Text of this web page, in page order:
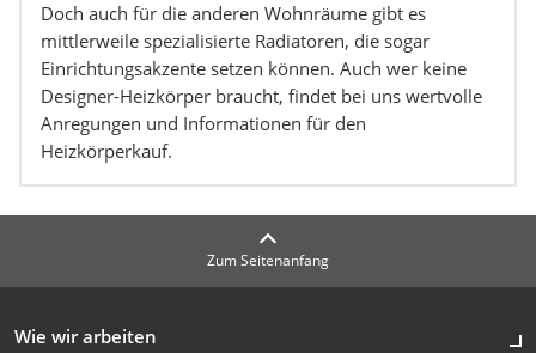
Doch auch für die anderen Wohnräume gibt es
mittlerweile spezialisierte Radiatoren, die sogar
Einrichtungsakzente setzen können. Auch wer keine
Designer-Heizkörper braucht, findet bei uns wertvolle
Anregungen und Informationen für den
Heizkörperkauf.
Zum Seitenanfang
Wie wir arbeiten